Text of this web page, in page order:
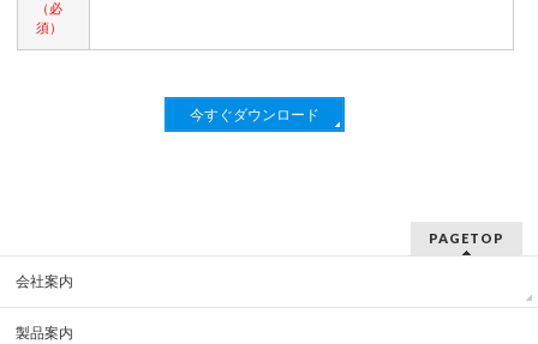
（必
須）
PAGETOP
会社案内
製品案内